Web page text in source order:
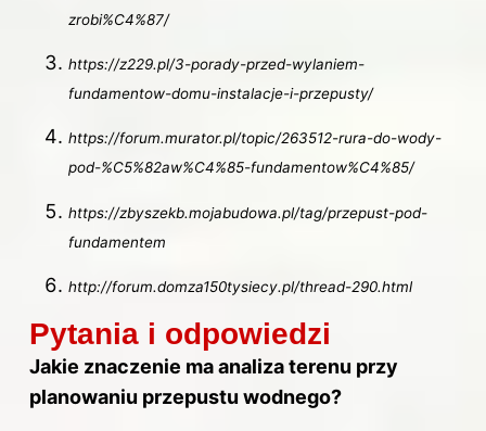
zrobi%C4%87/
https://z229.pl/3-porady-przed-wylaniem-
fundamentow-domu-instalacje-i-przepusty/
https://forum.murator.pl/topic/263512-rura-do-wody-
pod-%C5%82aw%C4%85-fundamentow%C4%85/
https://zbyszekb.mojabudowa.pl/tag/przepust-pod-
fundamentem
http://forum.domza150tysiecy.pl/thread-290.html
Pytania i odpowiedzi
Jakie znaczenie ma analiza terenu przy
planowaniu przepustu wodnego?